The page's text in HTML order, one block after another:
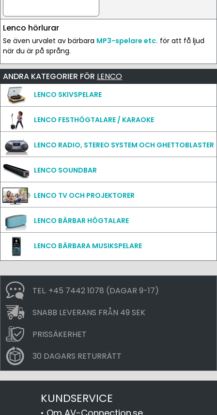
Lenco hörlurar
Se även urvalet av bärbara MP3-spelare etc. för att få ljud
när du är på språng.
ANDRA KATEGORIER FÖR LENCO
LENCO SKIVSPELARE
LENCO FESTHÖGTALARE / KARAOKE
LENCO RADIO, STEREO SYSTEM OCH GHETTOBLASTER
LENCO SOUNDBAR
LENCO TV OCH PROJEKTORER
LENCO BÄRBAR HÖGTALARE
LENCO BÄRBARA MUSIKSPELARE
TEL. +45 7442 1078 (DAGAR 9-17)
SNABB LEVERANS FRÅN 49 SEK
PRISSÄKERHET
30 DAGARS RETURRÄTT
KUNDSERVICE